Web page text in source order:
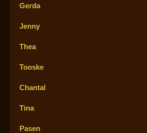
Gerda
Jenny
Thea
Tooske
Chantal
Tina
Pasen